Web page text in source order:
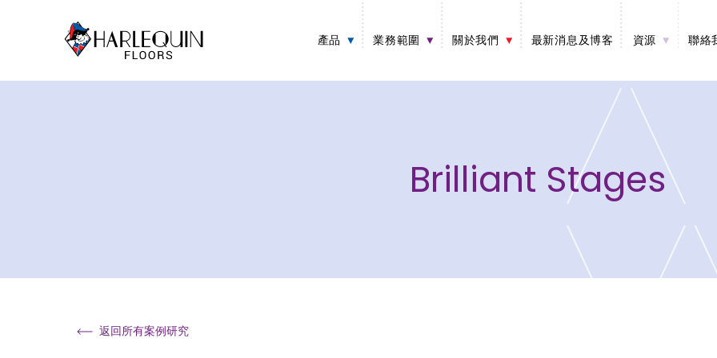
產品 業務範圍 關於我們 最新消息及博客 資源 聯絡
Brilliant Stages
返回所有案例研究